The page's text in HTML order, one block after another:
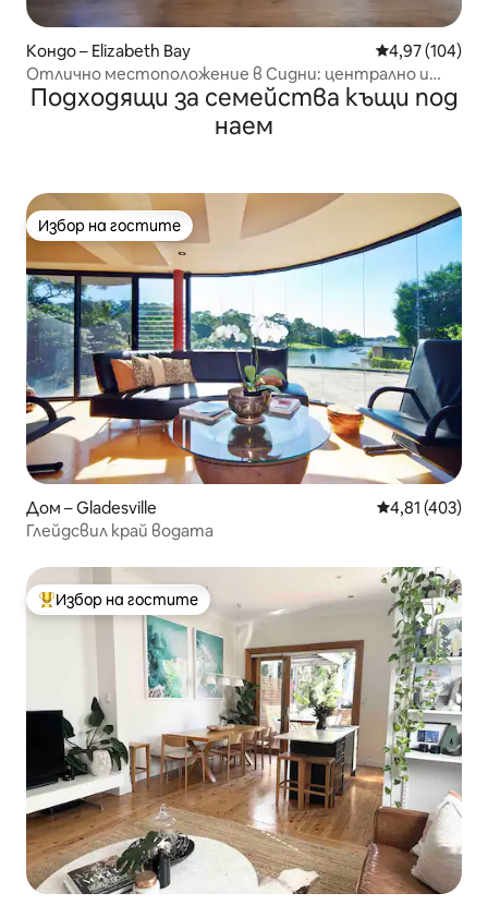
Кондо – Elizabeth Bay Средна
4,97 (104)
Отлично местоположение в Сидни: централно и
удобно
Подходящи за семейства къщи под
наем
Избор на гостите
Избор на гостите
Дом – Gladesville Средна
4,81 (403)
Глейдсвил край водата
Най-популярен избор на гостите
Избор на гостите